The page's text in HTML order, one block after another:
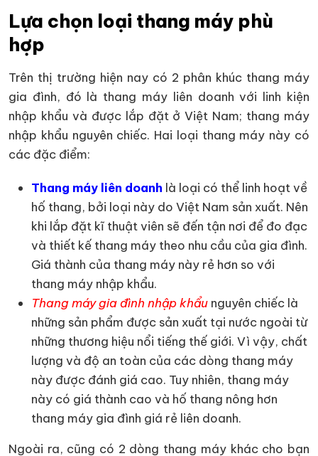
Lựa chọn loại thang máy phù
hợp
Trên thị trường hiện nay có 2 phân khúc thang máy
gia đình, đó là thang máy liên doanh với linh kiện
nhập khẩu và được lắp đặt ở Việt Nam; thang máy
nhập khẩu nguyên chiếc. Hai loại thang máy này có
các đặc điểm:
Thang máy liên doanh là loại có thể linh hoạt về
hố thang, bởi loại này do Việt Nam sản xuất. Nên
khi lắp đặt kĩ thuật viên sẽ đến tận nơi để đo đạc
và thiết kế thang máy theo nhu cầu của gia đình.
Giá thành của thang máy này rẻ hơn so với
thang máy nhập khẩu.
Thang máy gia đình nhập khẩu nguyên chiếc là
những sản phẩm được sản xuất tại nước ngoài từ
những thương hiệu nổi tiếng thế giới. Vì vậy, chất
lượng và độ an toàn của các dòng thang máy
này được đánh giá cao. Tuy nhiên, thang máy
này có giá thành cao và hố thang nông hơn
thang máy gia đình giá rẻ liên doanh.
Ngoài ra, cũng có 2 dòng thang máy khác cho bạn